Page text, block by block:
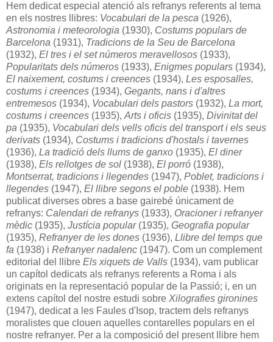
Hem dedicat especial atenció als refranys referents al tema
en els nostres llibres: Vocabulari de la pesca (1926),
Astronomia i meteorologia (1930), Costums populars de
Barcelona (1931), Tradicions de la Seu de Barcelona
(1932), El tres i el set números meravellosos (1933),
Popularitats dels números (1933), Enigmes populars (1934),
El naixement, costums i creences (1934), Les esposalles,
costums i creences (1934), Gegants, nans i d'altres
entremesos (1934), Vocabulari dels pastors (1932), La mort,
costums i creences (1935), Arts i oficis (1935), Divinitat del
pa (1935), Vocabulari dels vells oficis del transport i els seus
derivats (1934), Costums i tradicions d'hostals i tavernes
(1936), La tradició dels llums de ganxo (1935), El diner
(1938), Els rellotges de sol (1938), El porró (1938),
Montserrat, tradicions i llegendes (1947), Poblet, tradicions i
llegendes (1947), El llibre segons el poble (1938). Hem
publicat diverses obres a base gairebé únicament de
refranys: Calendari de refranys (1933), Oracioner i refranyer
mèdic (1935), Justícia popular(1935), Geografia popular
(1935), Refranyer de les dones (1936), Llibre del temps que
fa (1938) i Refranyer nadalenc (1947). Com un complement
editorial del llibre Els xiquets de Valls (1934), vam publicar
un capítol dedicats als refranys referents a Roma i als
originats en la representació popular de la Passió; i, en un
extens capítol del nostre estudi sobre Xilografies gironines
(1947), dedicat a les Faules d'Isop, tractem dels refranys
moralistes que clouen aquelles contarelles populars en el
nostre refranyer. Per a la composició del present llibre hem